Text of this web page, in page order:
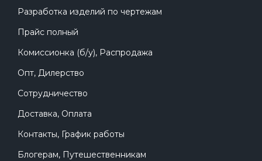
Разработка изделий по чертежам
Прайс полный
Комиссионка (б/у), Распродажа
Опт, Дилерство
Сотрудничество
Доставка, Оплата
Контакты, График работы
Блогерам, Путешественникам